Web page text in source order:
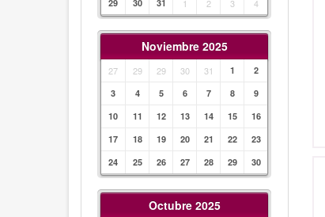
29
30 31 1 2 3 4
Noviembre 2025
27 29 29 30 31 1
2
3
4 5 6 7 8
9
10
11 12 13 14 15
16
17
18 19 20 21 22
23
24
25 26 27 28 29 30
Octubre 2025